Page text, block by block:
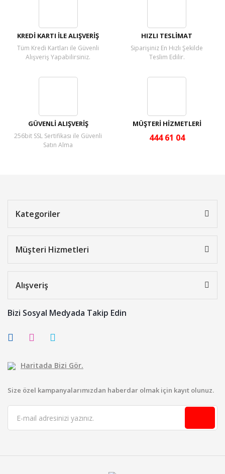
KREDİ KARTI İLE ALIŞVERİŞ
Tüm Kredi Kartları ile Güvenli
Alışveriş Yapabilirsiniz.
HIZLI TESLİMAT
Siparişiniz En Hızlı Şekilde
Teslim Edilir.
GÜVENLİ ALIŞVERİŞ
256bit SSL Sertifikası ile Güvenli
Satın Alma
MÜŞTERİ HİZMETLERİ
444 61 04
Kategoriler
Müşteri Hizmetleri
Alışveriş
Bizi Sosyal Medyada Takip Edin
Haritada Bizi Gör.
Size özel kampanyalarımızdan haberdar olmak için kayıt olunuz.